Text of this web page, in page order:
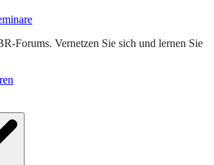
Forums. Vernetzen Sie sich und lernen Sie